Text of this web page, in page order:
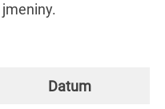
Datum